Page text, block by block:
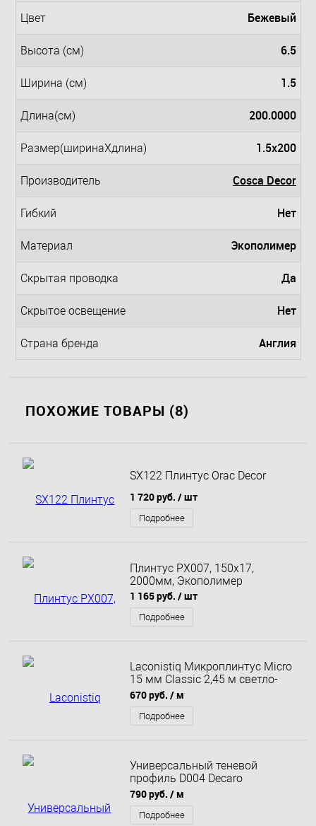
Цвет Бежевый
Высота (см) 6.5
Ширина (см) 1.5
Длина(см) 200.0000
Размер(ширинаXдлина) 1.5x200
Производитель Cosca Decor
Гибкий Нет
Материал Экополимер
Скрытая проводка Да
Скрытое освещение Нет
Страна бренда Англия
ПОХОЖИЕ ТОВАРЫ (8)
SX122 Плинтус Orac Decor
1 720 руб. / шт
Подробнее
Плинтус PX007, 150х17,
2000мм, Экополимер
1 165 руб. / шт
Подробнее
Laconistiq Микроплинтус Micro
15 мм Classic 2,45 м светло-
золотой анодированный
670 руб. / м
Подробнее
Универсальный теневой
профиль D004 Decaro
Engineering черный
анодированный
790 руб. / м
Подробнее